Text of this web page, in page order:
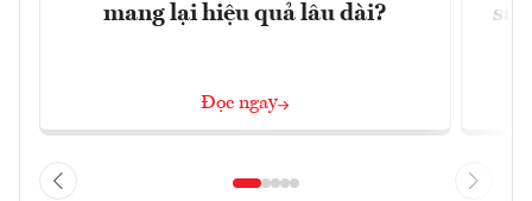
mang lại hiệu quả lâu dài?
Đọc ngay